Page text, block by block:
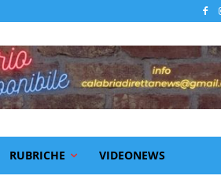
RUBRICHE VIDEONEWS